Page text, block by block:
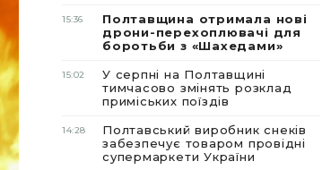
15:36
Полтавщина отримала нові
дрони-перехоплювачі для
боротьби з «Шахедами»
15:02
У серпні на Полтавщині
тимчасово змінять розклад
приміських поїздів
14:28
Полтавський виробник снеків
забезпечує товаром провідні
супермаркети України